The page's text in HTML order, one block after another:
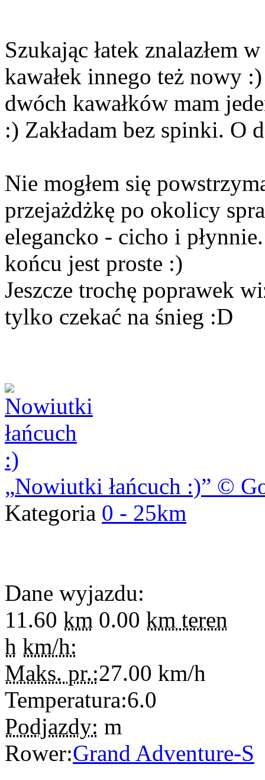
Szukając łatek znalazłem
kawałek innego też nowy
dwóch kawałków mam
:) Zakładam bez spinki. O
Nie mogłem się
przejażdżkę po okolicy
elegancko - cicho i
końcu jest proste :)
Jeszcze trochę poprawek
tylko czekać na śnieg :D
Nowiutki łańcuch :)
©
Kategoria 0 - 25km
Dane wyjazdu:
11.60 km 0.00 km teren
h km/h:
Maks. pr.:27.00 km/h
Temperatura:6.0
Podjazdy: m
Rower:Grand Adventure-S